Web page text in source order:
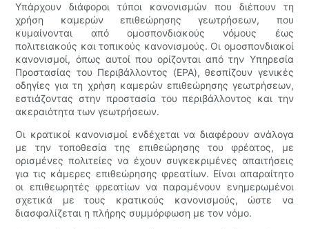
Υπάρχουν διάφοροι τύποι κανονισμών που διέπουν τη
χρήση καμερών επιθεώρησης γεωτρήσεων, που
κυμαίνονται από ομοσπονδιακούς νόμους έως
πολιτειακούς και τοπικούς κανονισμούς. Οι ομοσπονδιακοί
κανονισμοί, όπως αυτοί που ορίζονται από την Υπηρεσία
Προστασίας του Περιβάλλοντος (EPA), θεσπίζουν γενικές
οδηγίες για τη χρήση καμερών επιθεώρησης γεωτρήσεων,
εστιάζοντας στην προστασία του περιβάλλοντος και την
ακεραιότητα των γεωτρήσεων.
Οι κρατικοί κανονισμοί ενδέχεται να διαφέρουν ανάλογα
με την τοποθεσία της επιθεώρησης του φρέατος, με
ορισμένες πολιτείες να έχουν συγκεκριμένες απαιτήσεις
για τις κάμερες επιθεώρησης φρεατίων. Είναι απαραίτητο
οι επιθεωρητές φρεατίων να παραμένουν ενημερωμένοι
σχετικά με τους κρατικούς κανονισμούς, ώστε να
διασφαλίζεται η πλήρης συμμόρφωση με τον νόμο.